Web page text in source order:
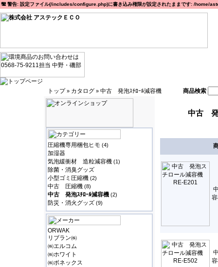
警告: 設定ファイル(/includes/configure.php)に書き込み権限が設定されたままです: /
トップ» カタログ » 中古 発泡ｽﾁﾛｰﾙ減容機 商品検索
圧縮機専用梱包ヒモ (4)
加湿器
気泡緩衝材 造粒減容機 (1)
除菌・消臭グッズ
小型ゴミ圧縮機 (2)
中古 圧縮機 (8)
中古 発泡ｽﾁﾛｰﾙ減容機 (2)
防災・消火グッズ (9)
ORWAK
リブラン㈱
㈱エルコム
㈱ホワイト
㈱ボネックス
中古 発